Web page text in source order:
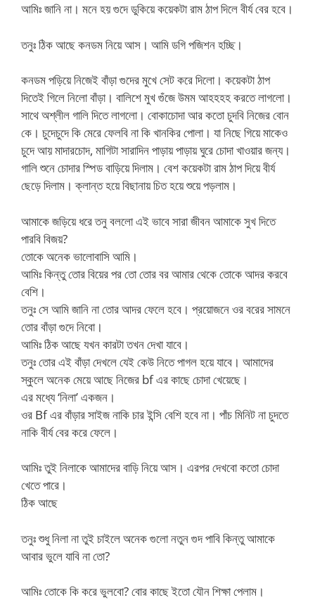
আমিঃ জানি না। মনে হয় গুদে ডুকিয়ে কয়েকটা রাম ঠাপ দিলে বীর্য বের হবে।
তনুঃ ঠিক আছে কনডম নিয়ে আস। আমি ডগি পজিশন হচ্ছি।
কনডম পড়িয়ে নিজেই বাঁড়া গুদের মুখে সেট করে দিলো। কয়েকটা ঠাপ
দিতেই গিলে নিলো বাঁড়া। বালিশে মুখ গুঁজে উমম আহহহহ করতে লাগলো।
সাথে অশ্লীল গালি দিতে লাগলো। বোকাচোদা আর কতো চুদবি নিজের বোন
কে। চুদেচুদে কি মেরে ফেলবি না কি খানকির পোলা। যা নিছে গিয়ে মাকেও
চুদে আয় মাদারচোদ, মাগিটা সারাদিন পাড়ায় পাড়ায় ঘুরে চোদা খাওয়ার জন্য।
গালি শুনে চোদার স্পিড বাড়িয়ে দিলাম। বেশ কয়েকটা রাম ঠাপ দিয়ে বীর্য
ছেড়ে দিলাম। ক্লান্ত হয়ে বিছানায় চিত হয়ে শুয়ে পড়লাম।
আমাকে জড়িয়ে ধরে তনু বললো এই ভাবে সারা জীবন আমাকে সুখ দিতে
পারবি বিজয়?
তোকে অনেক ভালোবাসি আমি।
আমিঃ কিন্তু তোর বিয়ের পর তো তোর বর আমার থেকে তোকে আদর করবে
বেশি।
তনুঃ সে আমি জানি না তোর আদর ফেলে হবে। প্রয়োজনে ওর বরের সামনে
তোর বাঁড়া গুদে নিবো।
আমিঃ ঠিক আছে যখন কারটা তখন দেখা যাবে।
তনুঃ তোর এই বাঁড়া দেখলে যেই কেউ নিতে পাগল হয়ে যাবে। আমাদের
স্কুলে অনেক মেয়ে আছে নিজের bf এর কাছে চোদা খেয়েছে।
এর মধ্যে ‘নিলা’ একজন।
ওর Bf এর বাঁড়ার সাইজ নাকি চার ইন্সি বেশি হবে না। পাঁচ মিনিট না চুদতে
নাকি বীর্য বের করে ফেলে।
আমিঃ তুই নিলাকে আমাদের বাড়ি নিয়ে আস। এরপর দেখবো কতো চোদা
খেতে পারে।
ঠিক আছে
তনুঃ শুধু নিলা না তুই চাইলে অনেক গুলো নতুন গুদ পাবি কিন্তু আমাকে
আবার ভুলে যাবি না তো?
আমিঃ তোকে কি করে ভুলবো? বোর কাছে ইতো যৌন শিক্ষা পেলাম।